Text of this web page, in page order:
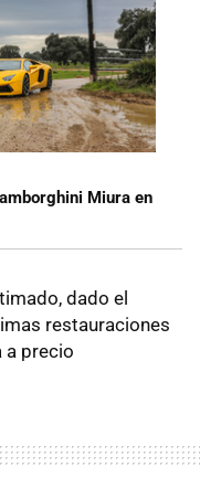
Miura en
dado el
restauraciones
a precio